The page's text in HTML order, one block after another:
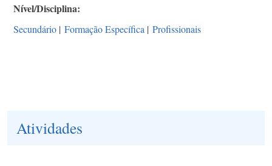
Nível/Disciplina
Secundário | Formação Específica | Profissionais
Atividades